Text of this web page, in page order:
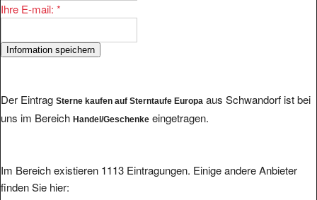
Ihre E-mail: *
Der Eintrag Sterne kaufen auf Sterntaufe Europa aus Schwandorf ist bei
uns im Bereich Handel/Geschenke eingetragen.
Im Bereich existieren 1113 Eintragungen. Einige andere Anbieter
finden Sie hier: